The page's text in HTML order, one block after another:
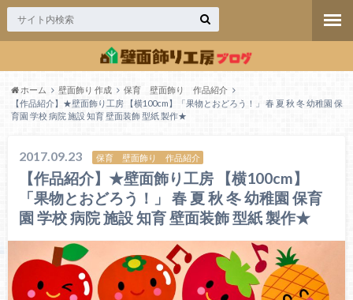
ホーム 壁面飾り 作成
保育 壁面飾り 作品紹介
【作品紹介】★壁面飾り工房 【横100cm】「果物とおどろう！」 春 夏 秋 冬 幼稚園 保
育園 学校 病院 施設 知育 壁面装飾 型紙 製作★
2017.09.23 保育 壁面飾り 作品紹介
【作品紹介】★壁面飾り工房 【横100cm】
「果物とおどろう！」 春 夏 秋 冬 幼稚園 保育
園 学校 病院 施設 知育 壁面装飾 型紙 製作★